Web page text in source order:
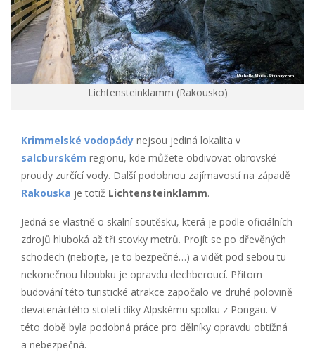
Lichtensteinklamm (Rakousko)
Krimmelské vodopády nejsou jediná lokalita v
salcburském regionu, kde můžete obdivovat obrovské
proudy zurčící vody. Další podobnou zajímavostí na západě
Rakouska je totiž Lichtensteinklamm.
Jedná se vlastně o skalní soutěsku, která je podle oficiálních
zdrojů hluboká až tři stovky metrů. Projít se po dřevěných
schodech (nebojte, je to bezpečné…) a vidět pod sebou tu
nekonečnou hloubku je opravdu dechberoucí. Přitom
budování této turistické atrakce započalo ve druhé polovině
devatenáctého století díky Alpskému spolku z Pongau. V
této době byla podobná práce pro dělníky opravdu obtížná
a nebezpečná.